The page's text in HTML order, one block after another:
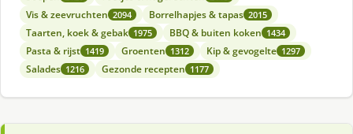
Vis & zeevruchten 2094 Borrelhapjes & tapas 2015
Taarten, koek & gebak 1975 BBQ & buiten koken 1434
Pasta & rijst 1419 Groenten 1312 Kip & gevogelte 1297
Salades 1216 Gezonde recepten 1177